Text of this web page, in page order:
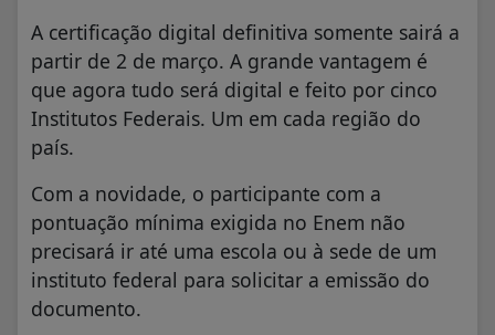
A certificação digital definitiva somente sairá a
partir de 2 de março. A grande vantagem é
que agora tudo será digital e feito por cinco
Institutos Federais. Um em cada região do
país.
Com a novidade, o participante com a
pontuação mínima exigida no Enem não
precisará ir até uma escola ou à sede de um
instituto federal para solicitar a emissão do
documento.